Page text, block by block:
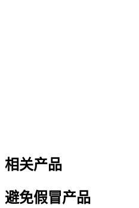
相关产品
避免假冒产品